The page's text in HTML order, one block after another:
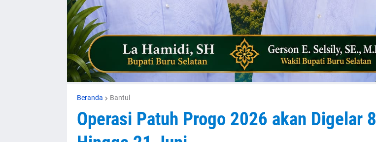
Beranda Bantul
Operasi Patuh Progo 2026 akan Digelar 8